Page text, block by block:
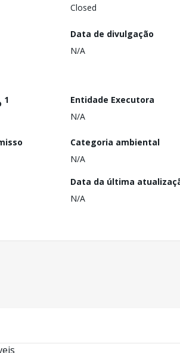
Closed
Data de divulgação
N/A
1
Entidade Executora
N/A
Categoria ambiental
N/A
Data da última
N/A